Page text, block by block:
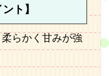
ト】
らかく甘みが強